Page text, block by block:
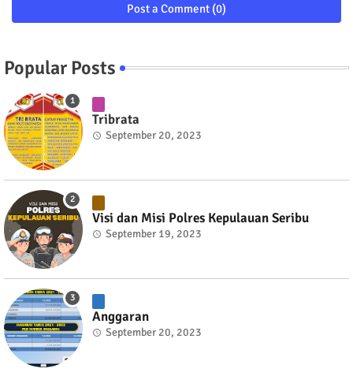
Post a Comment (0)
Popular Posts
Tribrata
September 20, 2023
Visi dan Misi Polres Kepulauan Seribu
September 19, 2023
Anggaran
September 20, 2023